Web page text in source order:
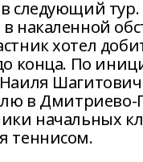
следующий тур.
накаленной
хотел
конца. По
в Дмитриево-
начальных
теннисом.